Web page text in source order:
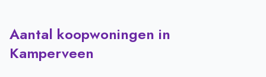
Aantal koopwoningen in
Kamperveen